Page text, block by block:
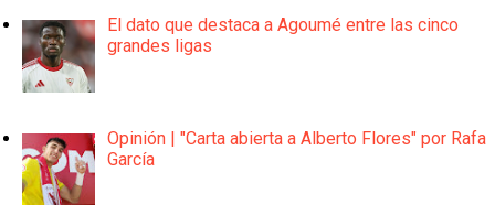
El dato que destaca a Agoumé entre las cinco
grandes ligas
Opinión | "Carta abierta a Alberto Flores" por Rafa
García